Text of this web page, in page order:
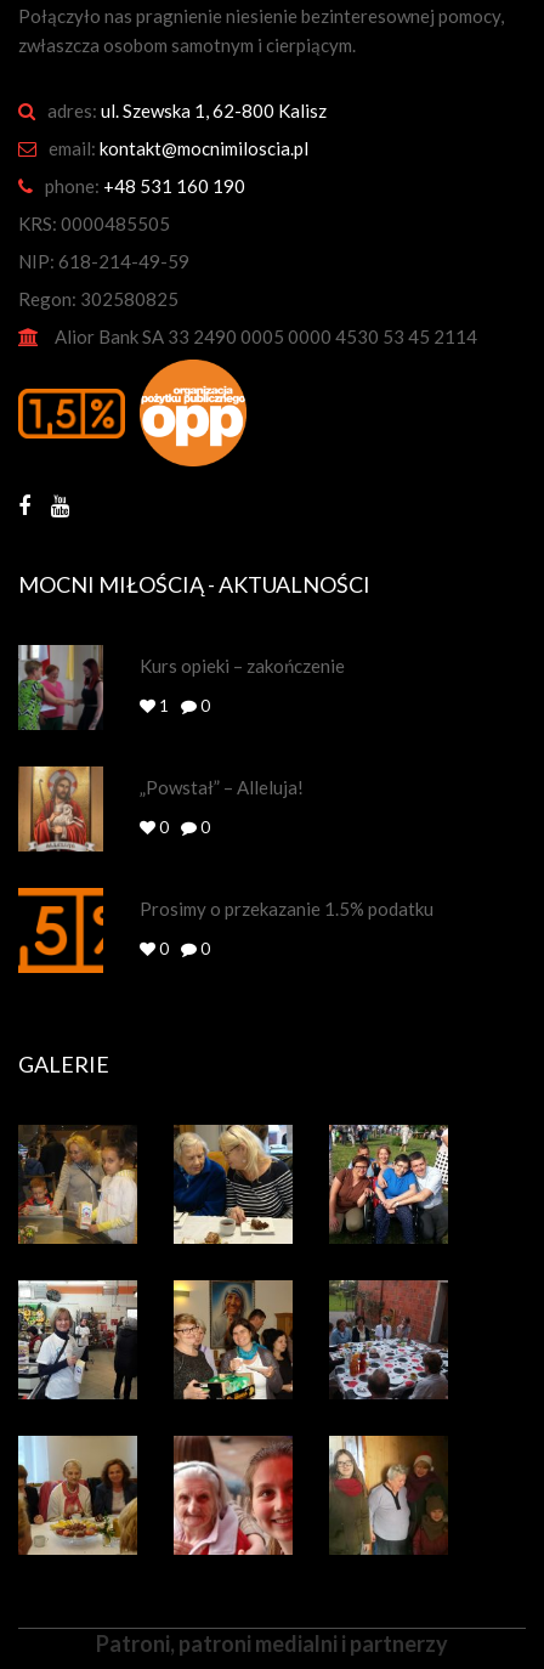
Połączyło nas pragnienie niesienie bezinteresownej pomocy,
zwłaszcza osobom samotnym i cierpiącym.
adres: ul. Szewska 1, 62-800 Kalisz
email: kontakt@mocnimiloscia.pl
phone: +48 531 160 190
KRS: 0000485505
NIP: 618-214-49-59
Regon: 302580825
Alior Bank SA 33 2490 0005 0000 4530 53 45 2114
MOCNI MIŁOŚCIĄ - AKTUALNOŚCI
Kurs opieki – zakończenie
1 0
„Powstał” – Alleluja!
0 0
Prosimy o przekazanie 1.5% podatku
0 0
GALERIE
Patroni, patroni medialni i partnerzy